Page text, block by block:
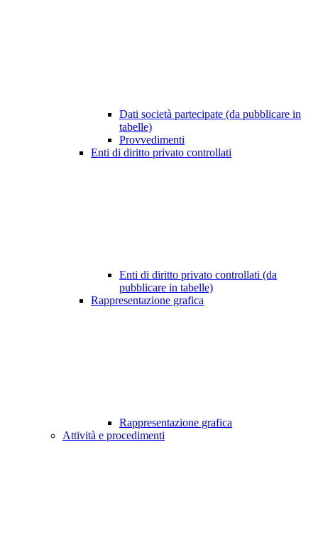
Dati società partecipate (da pubblicare in
tabelle)
Provvedimenti
Enti di diritto privato controllati
Enti di diritto privato controllati (da
pubblicare in tabelle)
Rappresentazione grafica
Rappresentazione grafica
Attività e procedimenti